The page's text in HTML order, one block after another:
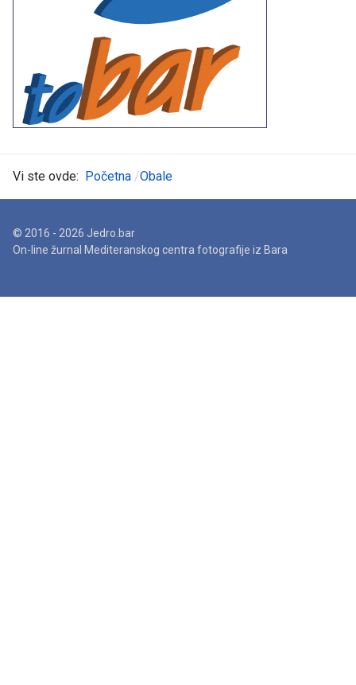
Vi ste ovde: Početna Obale
© 2016 - 2026 Jedro.bar
On-line žurnal Mediteranskog centra fotografije iz Bara